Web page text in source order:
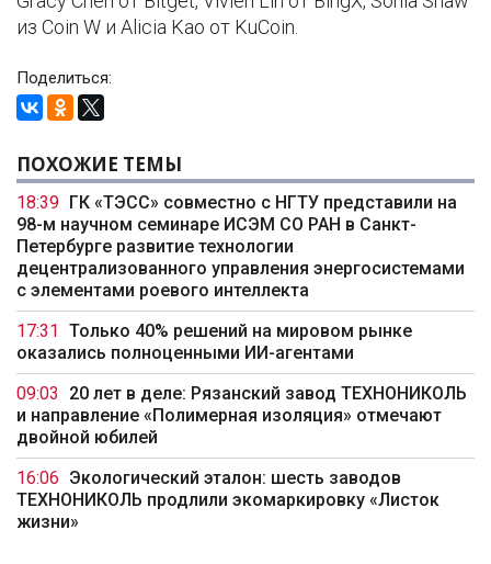
из Coin W и Alicia Kao от KuCoin.
Поделиться:
ПОХОЖИЕ ТЕМЫ
18:39
ГК «ТЭСС» совместно с НГТУ представили на
98-м научном семинаре ИСЭМ СО РАН в Санкт-
Петербурге развитие технологии
децентрализованного управления энергосистемами
с элементами роевого интеллекта
17:31
Только 40% решений на мировом рынке
оказались полноценными ИИ-агентами
09:03
20 лет в деле: Рязанский завод ТЕХНОНИКОЛЬ
и направление «Полимерная изоляция» отмечают
двойной юбилей
16:06 Экологический эталон: шесть заводов
ТЕХНОНИКОЛЬ продлили экомаркировку «Листок
жизни»